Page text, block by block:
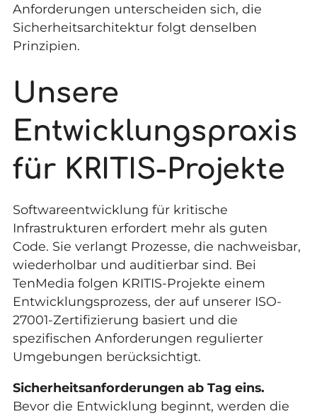
Anforderungen unterscheiden sich, die
Sicherheitsarchitektur folgt denselben
Prinzipien.
Unsere
Entwicklungspraxis
für KRITIS-Projekte
Softwareentwicklung für kritische
Infrastrukturen erfordert mehr als guten
Code. Sie verlangt Prozesse, die nachweisbar,
wiederholbar und auditierbar sind. Bei
TenMedia folgen KRITIS-Projekte einem
Entwicklungsprozess, der auf unserer ISO-
27001-Zertifizierung basiert und die
spezifischen Anforderungen regulierter
Umgebungen berücksichtigt.
Sicherheitsanforderungen ab Tag eins.
Bevor die Entwicklung beginnt, werden die